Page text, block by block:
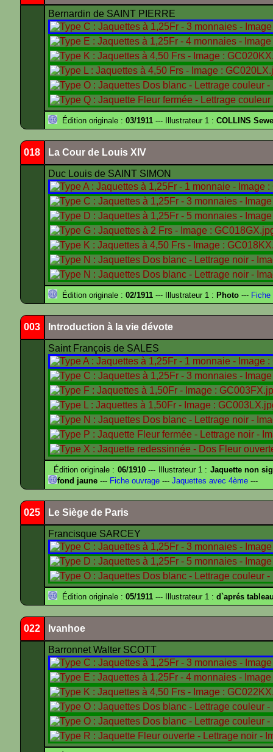
Bernardin de SAINT PIERRE
Édition originale : 03/1911 --- Illustrateur 1 : COLLINS
018 La Cour de Louis XIV
Duc Louis de SAINT SIMON
Édition originale : 02/1911 --- Illustrateur 1 : Photo --- Fiche
003 Introduction à la vie dévote
Saint François de SALES
Édition originale : 06/1910--- Illustrateur 1 : Jaquette non
fond jaune --- Fiche ouvrage --- Jaquettes avec 4ème ---
025 Le Siège de Paris
Francisque SARCEY
Édition originale : 05/1911 --- Illustrateur 1 : d`aprés
022 Ivanhoe
Barronnet Walter SCOTT